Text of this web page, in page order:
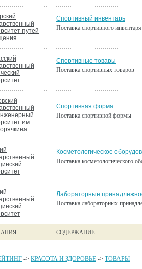
путей
Спортивный инвентарь
Поставка спортивного инвентаря
Спортивные товары
Поставка спортивных товаров
им.
Спортивная форма
Поставка спортивной формы
Косметологическое
Поставка косметологического
Лабораторные
Поставка лабораторных
СОДЕРЖАНИЕ
-> КРАСОТА И ЗДОРОВЬЕ -> ТОВАРЫ